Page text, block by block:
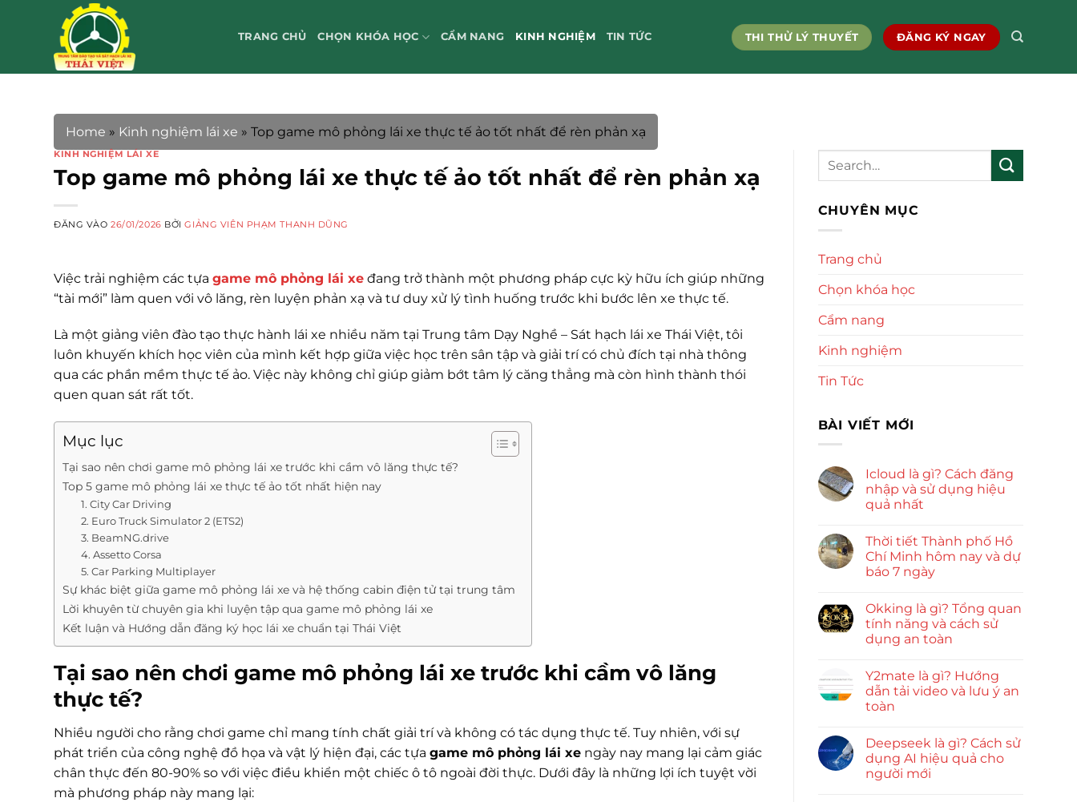
TRANG CHỦ CHỌN KHÓA HỌC CẨM NANG KINH NGHIỆM TIN TỨC THI THỬ LÝ THUYẾT ĐĂNG KÝ NGAY
Home » Kinh nghiệm lái xe » Top game mô phỏng lái xe thực tế ảo tốt nhất để rèn phản xạ
KINH NGHIỆM LÁI XE
Top game mô phỏng lái xe thực tế ảo tốt nhất để rèn phản xạ
ĐĂNG VÀO26/01/2026 BỞIGIẢNG VIÊN PHẠM THANH DŨNG
Việc trải nghiệm các tựa game mô phỏng lái xe đang trở thành một phương pháp cực kỳ hữu ích giúp những
“tài mới” làm quen với vô lăng, rèn luyện phản xạ và tư duy xử lý tình huống trước khi bước lên xe thực tế.
Là một giảng viên đào tạo thực hành lái xe nhiều năm tại Trung tâm Dạy Nghề – Sát hạch lái xe Thái Việt, tôi
luôn khuyến khích học viên của mình kết hợp giữa việc học trên sân tập và giải trí có chủ đích tại nhà thông
qua các phần mềm thực tế ảo. Việc này không chỉ giúp giảm bớt tâm lý căng thẳng mà còn hình thành thói
quen quan sát rất tốt.
Mục lục
Tại sao nên chơi game mô phỏng lái xe trước khi cầm vô lăng thực tế?
Top 5 game mô phỏng lái xe thực tế ảo tốt nhất hiện nay
1. City Car Driving
2. Euro Truck Simulator 2 (ETS2)
3. BeamNG.drive
4. Assetto Corsa
5. Car Parking Multiplayer
Sự khác biệt giữa game mô phỏng lái xe và hệ thống cabin điện tử tại trung tâm
Lời khuyên từ chuyên gia khi luyện tập qua game mô phỏng lái xe
Kết luận và Hướng dẫn đăng ký học lái xe chuẩn tại Thái Việt
Tại sao nên chơi game mô phỏng lái xe trước khi cầm vô lăng
thực tế?
Nhiều người cho rằng chơi game chỉ mang tính chất giải trí và không có tác dụng thực tế. Tuy nhiên, với sự
phát triển của công nghệ đồ họa và vật lý hiện đại, các tựa game mô phỏng lái xe ngày nay mang lại cảm giác
chân thực đến 80-90% so với việc điều khiển một chiếc ô tô ngoài đời thực. Dưới đây là những lợi ích tuyệt vời
mà phương pháp này mang lại:
CHUYÊN MỤC
Trang chủ
Chọn khóa học
Cẩm nang
Kinh nghiệm
Tin Tức
BÀI VIẾT MỚI
Icloud là gì? Cách đăng
nhập và sử dụng hiệu
quả nhất
Thời tiết Thành phố Hồ
Chí Minh hôm nay và dự
báo 7 ngày
Okking là gì? Tổng quan
tính năng và cách sử
dụng an toàn
Y2mate là gì? Hướng
dẫn tải video và lưu ý an
toàn
Deepseek là gì? Cách sử
dụng AI hiệu quả cho
người mới